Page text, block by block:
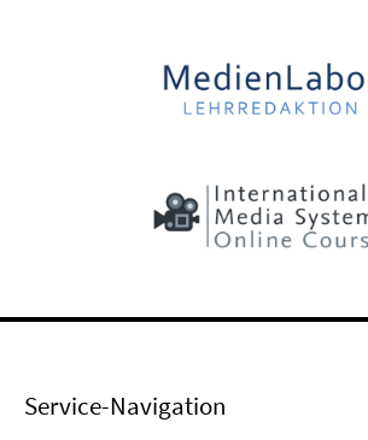
Service-Navigation